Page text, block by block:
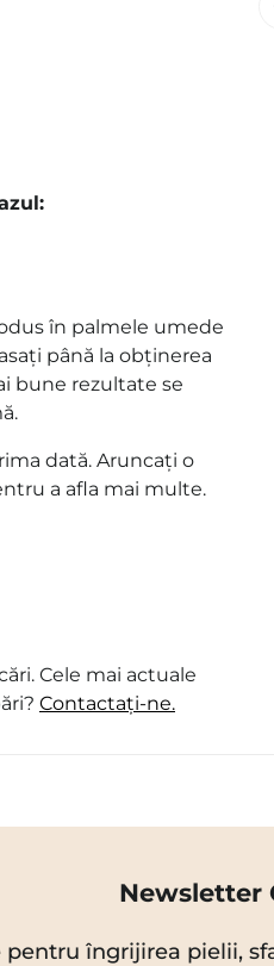
în palmele umede
până la obținerea
bune rezultate se
dată. Aruncați o
a afla mai multe.
Cele mai actuale
Contactați-ne.
Newsletter
pentru îngrijirea pielii,